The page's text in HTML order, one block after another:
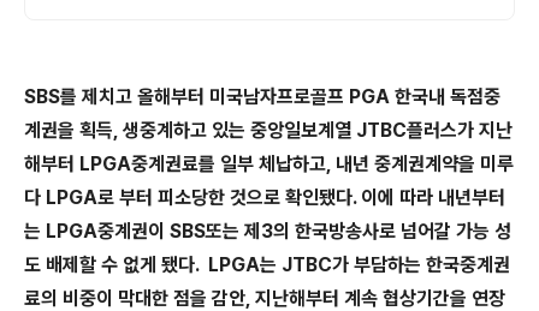
SBS를 제치고 올해부터 미국남자프로골프 PGA 한국내 독점중
계권을 획득, 생중계하고 있는 중앙일보계열 JTBC플러스가 지난
해부터 LPGA중계권료를 일부 체납하고, 내년 중계권계약을 미루
다 LPGA로 부터 피소당한 것으로 확인됐다. 이에 따라 내년부터
는 LPGA중계권이 SBS또는 제 3의 한국방송사로 넘어갈 가능 성
도 배제할 수 없게 됐다. LPGA는 JTBC가 부담하는 한국중계권
료의 비중이 막대한 점을 감안, 지난해부터 계속 협상기간을 연장